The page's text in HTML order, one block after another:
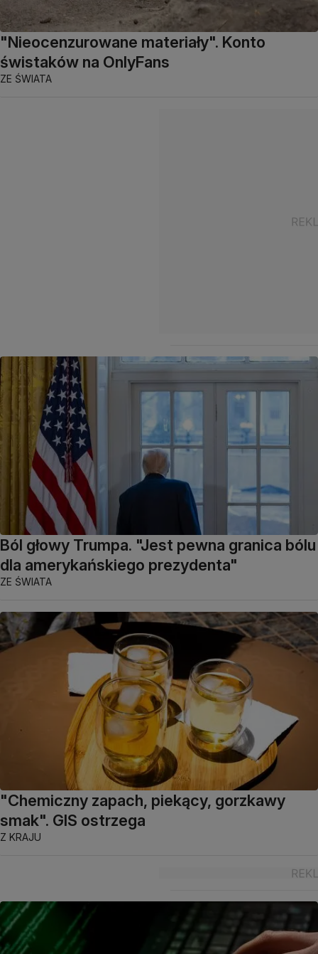
"Nieocenzurowane materiały". Konto
świstaków na OnlyFans
ZE ŚWIATA
Ból głowy Trumpa. "Jest pewna granica bólu
dla amerykańskiego prezydenta"
ZE ŚWIATA
"Chemiczny zapach, piekący, gorzkawy
smak". GIS ostrzega
Z KRAJU